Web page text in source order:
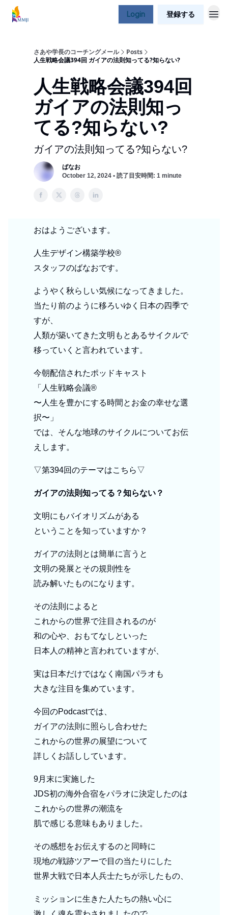
Login 登録する
さあや学長のコーチングメール
Posts
人生戦略会議394回 ガイアの法則知ってる?知らない?
人生戦略会議394回
ガイアの法則知っ
てる?知らない?
ガイアの法則知ってる?知らない?
ばなお
October 12, 2024 • 読了目安時間: 1 minute
おはようございます。
人生デザイン構築学校®︎
スタッフのばなおです。
ようやく秋らしい気候になってきました。
当たり前のように移ろいゆく日本の四季で
すが、
人類が築いてきた文明もとあるサイクルで
移っていくと言われています。
今朝配信されたポッドキャスト
「人生戦略会議®︎
〜人生を豊かにする時間とお金の幸せな選
択〜」
では、そんな地球のサイクルについてお伝
えします。
▽第394回のテーマはこちら▽
ガイアの法則知ってる？知らない？
文明にもバイオリズムがある
ということを知っていますか？
ガイアの法則とは簡単に言うと
文明の発展とその規則性を
読み解いたものになります。
その法則によると
これからの世界で注目されるのが
和の心や、おもてなしといった
日本人の精神と言われていますが、
実は日本だけではなく南国パラオも
大きな注目を集めています。
今回のPodcastでは、
ガイアの法則に照らし合わせた
これからの世界の展望について
詳しくお話ししています。
9月末に実施した
JDS初の海外合宿をパラオに決定したのは
これからの世界の潮流を
肌で感じる意味もありました。
その感想をお伝えするのと同時に
現地の戦跡ツアーで目の当たりにした
世界大戦で日本人兵士たちが示したもの、
ミッションに生きた人たちの熱い心に